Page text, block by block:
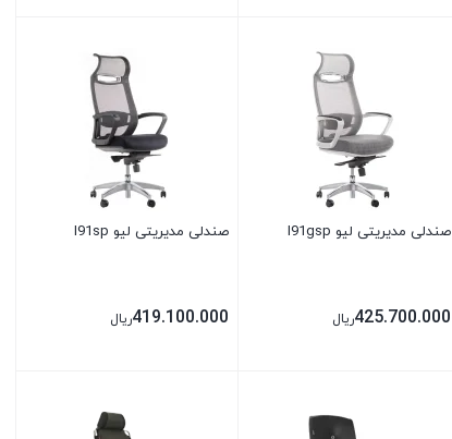
صندلی مدیریتی لیو I91gsp
425.700.000ریال
صندلی مدیریتی لیو I91sp
419.100.000ریال